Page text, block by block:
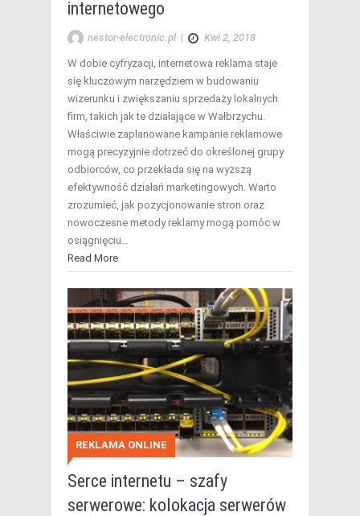
internetowego
nestor-electronic.pl | Kwi 2, 2018
W dobie cyfryzacji, internetowa reklama staje
się kluczowym narzędziem w budowaniu
wizerunku i zwiększaniu sprzedaży lokalnych
firm, takich jak te działające w Wałbrzychu.
Właściwie zaplanowane kampanie reklamowe
mogą precyzyjnie dotrzeć do określonej grupy
odbiorców, co przekłada się na wyższą
efektywność działań marketingowych. Warto
zrozumieć, jak pozycjonowanie stron oraz
nowoczesne metody reklamy mogą pomóc w
osiągnięciu…
Read More
REKLAMA ONLINE
Serce internetu – szafy
serwerowe: kolokacja serwerów